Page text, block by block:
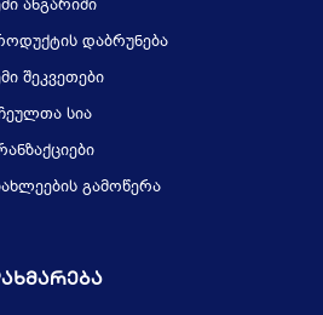
დაბრუნება
შეკვეთები
სია
გამოწერა